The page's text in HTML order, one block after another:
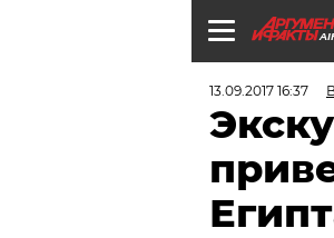
13.09.2017 16:37